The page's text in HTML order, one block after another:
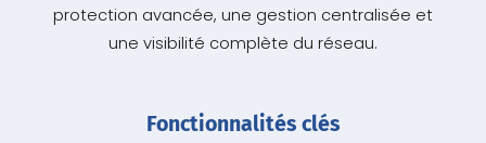
protection avancée, une gestion centralisée et
une visibilité complète du réseau.
Fonctionnalités clés